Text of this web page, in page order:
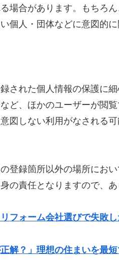
場合があります。もちろ
個人・団体などに意図的
された個人情報の保護に細
ど、ほかのユーザーが閲
図しない利用がなされる
登録箇所以外の場所にお
の責任となりますので、あ
ォーム会社選びで失敗し
？」理想の住まいを最短